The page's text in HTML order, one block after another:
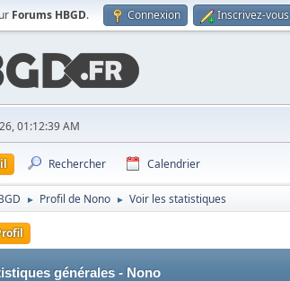
Forums HBGD. Connexion Inscrivez-vous
01:12:39 AM
Rechercher Calendrier
► Profil de Nono ► Voir les statistiques
générales - Nono